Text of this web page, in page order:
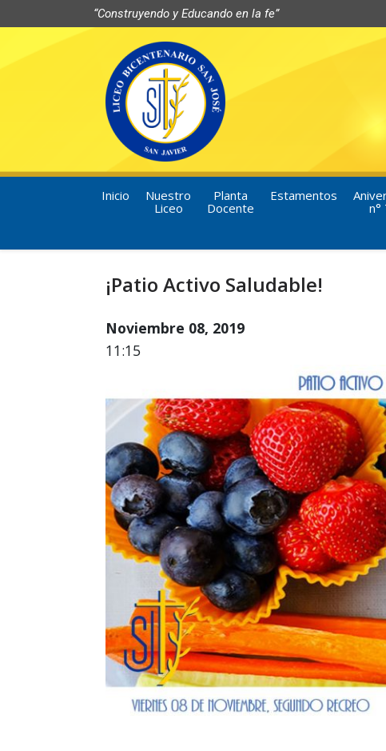
“Construyendo y Educando en la fe”
Inicio
Nuestro
Liceo
Planta
Docente
Estamentos
n°
¡Patio Activo Saludable!
Noviembre 08, 2019
11:15